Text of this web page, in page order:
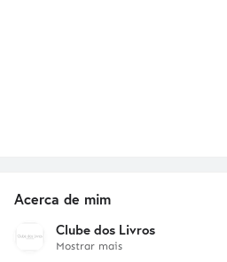
Acerca de mim
Clube dos Livros
Mostrar mais